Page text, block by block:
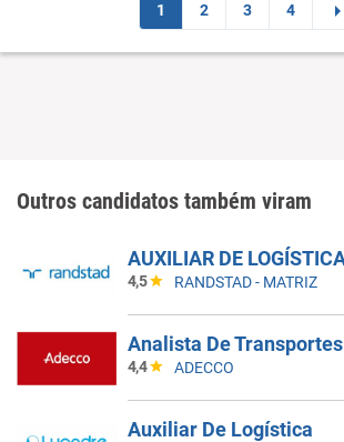
1 2 3 4
Outros candidatos também viram
4,5 RANDSTAD - MATRIZ
Analista De Transportes
4,4 ADECCO
Auxiliar De Logística